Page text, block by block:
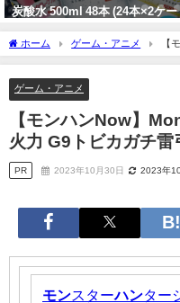
炭酸水 500ml 48本 (24本×2ケー
ス)送料無料！
ホーム ゲーム・アニメ
【
G9トビカガチ雷弓装備
ゲーム・アニメ
【モンハンNow】
火力 G9トビカガチ雷
PR 2023年10月30日 2023年
モンスターハンター